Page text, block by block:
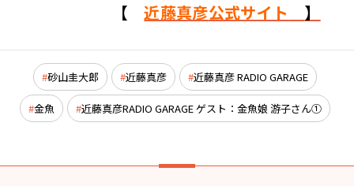
【近藤真彦公式サイト 】
砂山圭大郎 近藤真彦 近藤真彦 RADIO GARAGE
金魚 近藤真彦RADIO GARAGE ゲスト：金魚娘 游子さん①